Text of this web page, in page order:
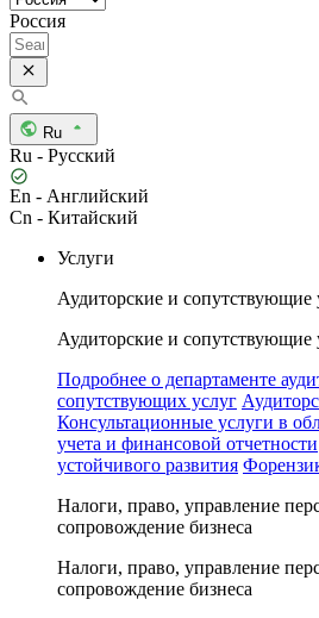
Россия
Ru
Ru - Русский
En - Английский
Cn - Китайский
Услуги
Аудиторские и сопутствующие
Аудиторские и сопутствующие
Подробнее о департаменте
сопутствующих услуг
Консультационные услуги в
учета и финансовой отчетности
устойчивого развития
Налоги, право, управление
сопровождение бизнеса
Налоги, право, управление
сопровождение бизнеса